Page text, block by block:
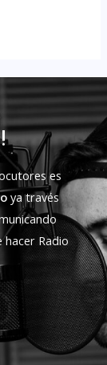
es
ya través
hacer Radio